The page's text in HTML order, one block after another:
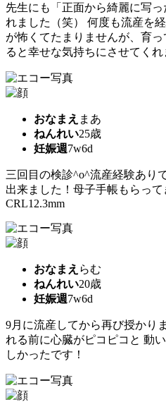
先生にも「正面から綺麗に写
れました（笑） 何度も流産を
が怖くてたまりませんが、育
ると幸せな気持ちにさせてくれ
おなまえ まあ
ねんれい25歳
妊娠週7w6d
三回目の検診^o^流産経験あり
出来ました！母子手帳もらっ
CRL12.3mm
おなまえ らむ
ねんれい20歳
妊娠週7w6d
9月に流産してから再び授かり
れる前に心臓がピコピコと 動
しかったです！